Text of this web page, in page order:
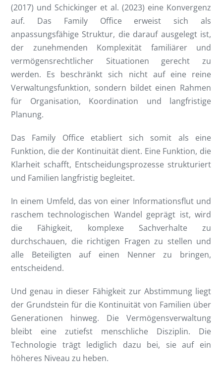
(2017) und Schickinger et al. (2023) eine Konvergenz
auf. Das Family Office erweist sich als
anpassungsfähige Struktur, die darauf ausgelegt ist,
der zunehmenden Komplexität familiärer und
vermögensrechtlicher Situationen gerecht zu
werden. Es beschränkt sich nicht auf eine reine
Verwaltungsfunktion, sondern bildet einen Rahmen
für Organisation, Koordination und langfristige
Planung.
Das Family Office etabliert sich somit als eine
Funktion, die der Kontinuität dient. Eine Funktion, die
Klarheit schafft, Entscheidungsprozesse strukturiert
und Familien langfristig begleitet.
In einem Umfeld, das von einer Informationsflut und
raschem technologischen Wandel geprägt ist, wird
die Fähigkeit, komplexe Sachverhalte zu
durchschauen, die richtigen Fragen zu stellen und
alle Beteiligten auf einen Nenner zu bringen,
entscheidend.
Und genau in dieser Fähigkeit zur Abstimmung liegt
der Grundstein für die Kontinuität von Familien über
Generationen hinweg. Die Vermögensverwaltung
bleibt eine zutiefst menschliche Disziplin. Die
Technologie trägt lediglich dazu bei, sie auf ein
höheres Niveau zu heben.